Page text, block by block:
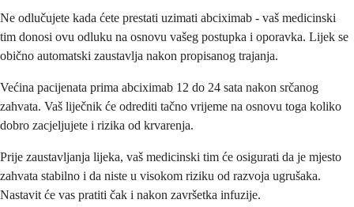
Ne odlučujete kada ćete prestati uzimati abciximab - vaš medicinski
tim donosi ovu odluku na osnovu vašeg postupka i oporavka. Lijek se
obično automatski zaustavlja nakon propisanog trajanja.
Većina pacijenata prima abciximab 12 do 24 sata nakon srčanog
zahvata. Vaš liječnik će odrediti tačno vrijeme na osnovu toga koliko
dobro zacjeljujete i rizika od krvarenja.
Prije zaustavljanja lijeka, vaš medicinski tim će osigurati da je mjesto
zahvata stabilno i da niste u visokom riziku od razvoja ugrušaka.
Nastavit će vas pratiti čak i nakon završetka infuzije.